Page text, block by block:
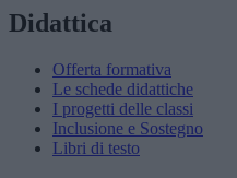
Didattica
Offerta formativa
Le schede didattiche
I progetti delle classi
Inclusione e Sostegno
Libri di testo